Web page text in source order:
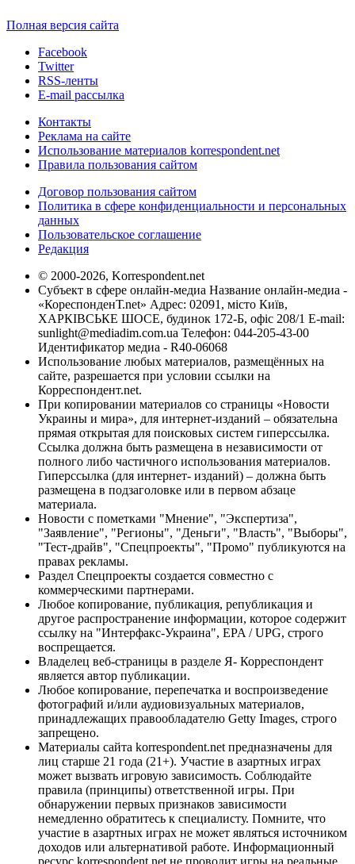
Полная версия сайта
Facebook
Twitter
RSS-ленты
E-mail рассылка
Контакты
Реклама на сайте
Использование материалов korrespondent.net
Правила пользования сайтом
Договор пользования сайтом
Политика в сфере конфиденциальности и персональных
данных
Пользовательское соглашение
Редакция
© 2000-2026, Korrespondent.net
Субъект в сфере онлайн-медиа Название онлайн-медиа -
«КореспонденТ.net» Адрес: 02091, місто Київ,
ХАРКІВСЬКЕ ШОСЕ, будинок 172-Б, офіс 208/1 E-mail:
sunlight@mediadim.com.ua Телефон: 044-205-43-00
Идентификатор медиа - R40-06068
Использование любых материалов, размещённых на
сайте, разрешается при условии ссылки на
Корреспондент.net.
При копировании материалов со страницы «Новости
Украины и мира», для интернет-изданий – обязательна
прямая открытая для поисковых систем гиперссылка.
Ссылка должна быть размещена в независимости от
полного либо частичного использования материалов.
Гиперссылка (для интернет- изданий) – должна быть
размещена в подзаголовке или в первом абзаце
материала.
Новости с пометками "Мнение", "Экспертиза",
"Заявление", "Регионы", "Деньги", "Власть", "Выборы",
"Тест-драйв", "Спецпроекты", "Промо" публикуются на
правах рекламы.
Раздел Спецпроекты создается совместно с
коммерческими партнерами.
Любое копирование, публикация, републикация и
другое распространение информации, которое содержит
ссылку на "Интерфакс-Украина", EPA / UPG, строго
воспрещается.
Владелец веб-страницы в разделе Я- Корреспондент
является автор публикации.
Любое копирование, перепечатка и воспроизведение
фотографий и/или аудиовизуальных материалов,
принадлежащих правообладателю Getty Images, строго
запрещено.
Материалы сайта korrespondent.net предназначены для
лиц старше 21 года (21+). Участие в азартных играх
может вызвать игровую зависимость. Соблюдайте
правила (принципы) ответственной игры. При
обнаружении первых признаков зависимости
немедленно обратитесь к специалисту. Помните, что
участие в азартных играх не может являться источником
доходов или альтернативой работе. Информационный
ресурс korrespondent.net не проводит игры на реальные